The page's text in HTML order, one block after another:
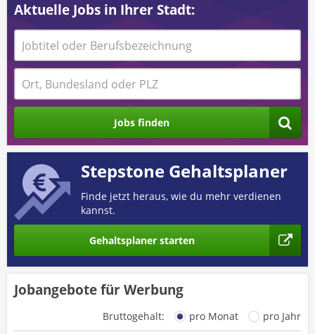
Aktuelle Jobs in Ihrer Stadt:
Jobs finden
Stepstone Gehaltsplaner
Finde jetzt heraus, wie du mehr verdienen
kannst.
Gehaltsplaner starten
Jobangebote für Werbung
Bruttogehalt: pro Monat
pro Jahr